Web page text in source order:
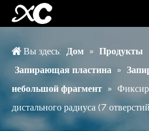
Вы здесь: Дом » Продукты
Запирающая пластина »
небольшой фрагмент »
дистального радиуса (7